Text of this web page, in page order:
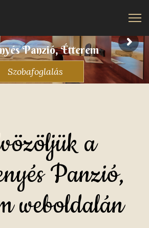
Panzió, Étterem
Szobafoglalás
a
Panzió,
weboldalán